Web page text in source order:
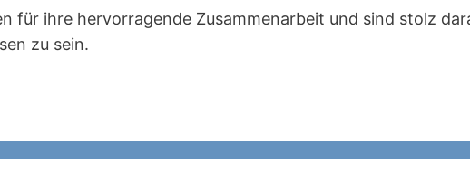
für ihre hervorragende Zusammenarbeit und sind stolz
zu sein.